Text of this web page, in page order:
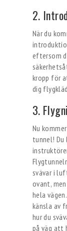
2.
När du
eftersom
kropp för
dig
3.
Nu
tunnel!
svävar i
ovant,
hela
känsla av
hur du
på väg att